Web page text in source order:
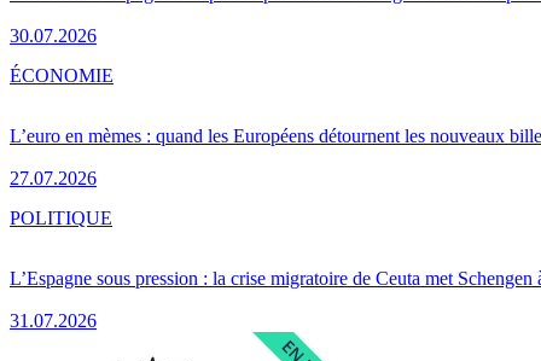
30.07.2026
L’euro en mèmes : quand les Européens détournent les nouveaux
27.07.2026
ÉCONOMIE
L’Espagne sous pression : la crise migratoire de Ceuta met Schengen
31.07.2026
POLITIQUE